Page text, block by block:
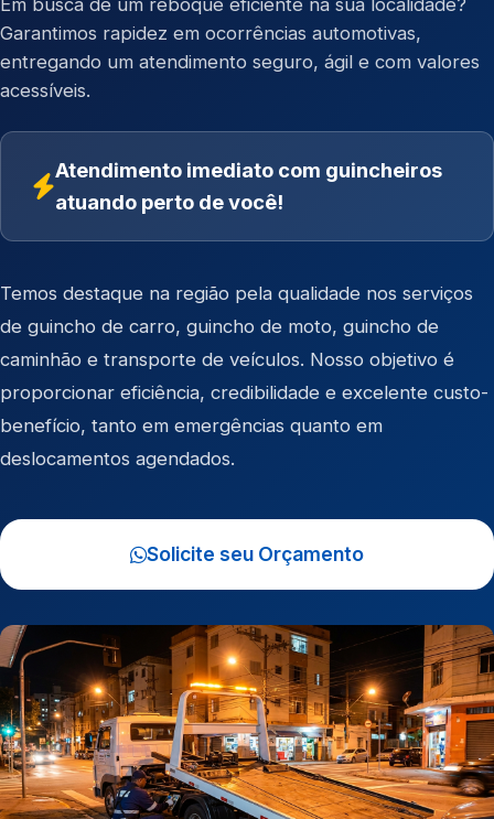
Em busca de um reboque eficiente na sua localidade?
Garantimos rapidez em ocorrências automotivas,
entregando um atendimento seguro, ágil e com valores
acessíveis.
Atendimento imediato com guincheiros
atuando perto de você!
Temos destaque na região pela qualidade nos serviços
de guincho de carro, guincho de moto, guincho de
caminhão e transporte de veículos. Nosso objetivo é
proporcionar eficiência, credibilidade e excelente custo-
benefício, tanto em emergências quanto em
deslocamentos agendados.
Solicite seu Orçamento